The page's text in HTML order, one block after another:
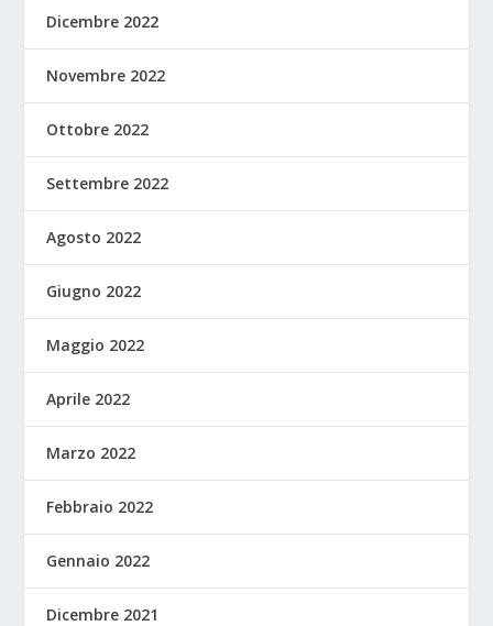
Dicembre 2022
Novembre 2022
Ottobre 2022
Settembre 2022
Agosto 2022
Giugno 2022
Maggio 2022
Aprile 2022
Marzo 2022
Febbraio 2022
Gennaio 2022
Dicembre 2021